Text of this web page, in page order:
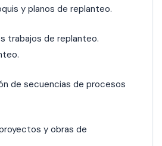
y planos de replanteo.
trabajos de replanteo.
de secuencias de procesos
y obras de